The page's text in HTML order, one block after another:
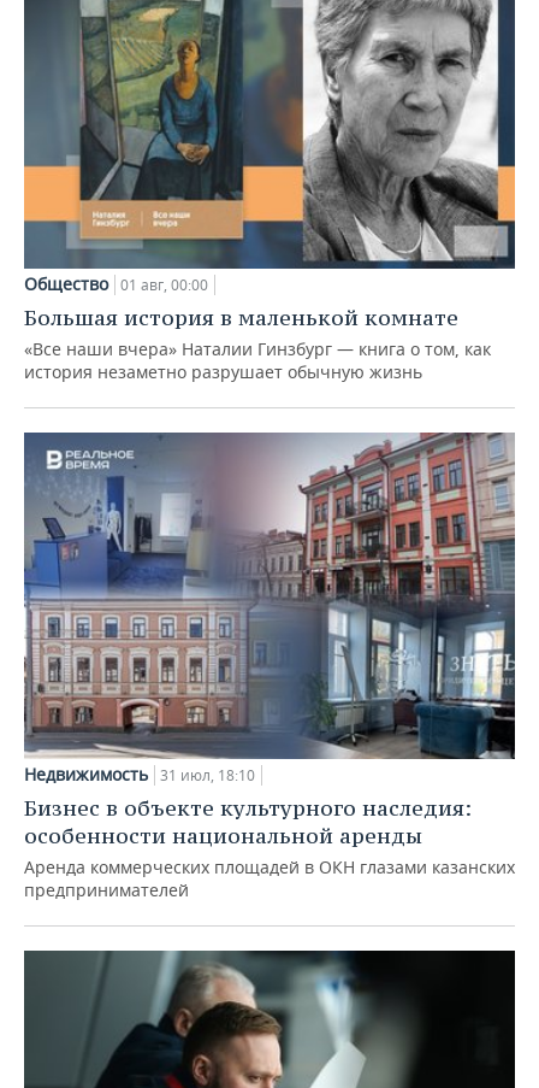
Общество 01 авг, 00:00
Большая история в маленькой комнате
«Все наши вчера» Наталии Гинзбург — книга о том, как
история незаметно разрушает обычную жизнь
Недвижимость 31 июл, 18:10
Бизнес в объекте культурного наследия:
особенности национальной аренды
Аренда коммерческих площадей в ОКН глазами казанских
предпринимателей